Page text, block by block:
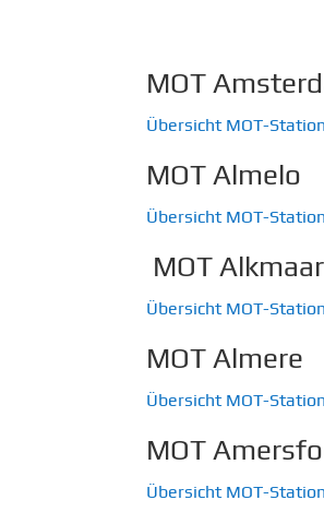
MOT
Übersicht MOT-
MOT Almelo
Übersicht MOT-
MOT Alkmaar
Übersicht MOT-
MOT Almere
Übersicht MOT-
MOT
Übersicht MOT-